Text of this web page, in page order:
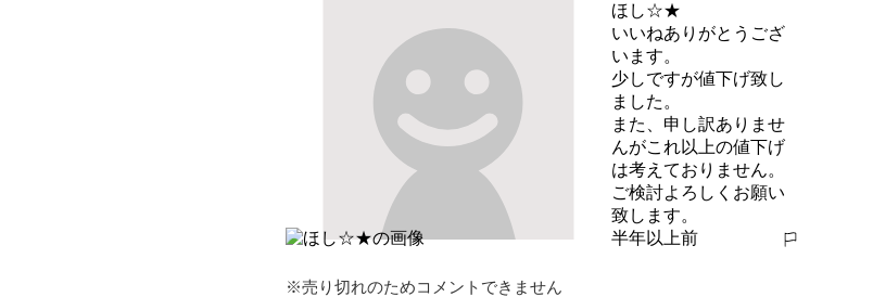
ほし☆★
いいねありがとうござ
います。
少しですが値下げ致し
ました。
また、申し訳ありませ
んがこれ以上の値下げ
は考えておりません。
ご検討よろしくお願い
致します。
半年以上前
報告する
※売り切れのためコメントできません